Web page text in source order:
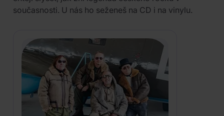
současnosti. U nás ho seženeš na CD i na vinylu.